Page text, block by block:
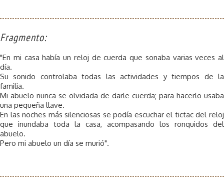
Fragmento:
"En mi casa había un reloj de cuerda que sonaba varias veces al
día.
Su sonido controlaba todas las actividades y tiempos de la
familia.
Mi abuelo nunca se olvidada de darle cuerda; para hacerlo usaba
una pequeña llave.
En las noches más silenciosas se podía escuchar el tictac del reloj
que inundaba toda la casa, acompasando los ronquidos del
abuelo.
Pero mi abuelo un día se murió".